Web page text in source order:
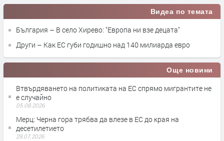
Видеа по темата
България – В село Хирево: "Европа ни взе децата"
Други – Как ЕС губи годишно над 140 милиарда евро
Още новини
Втвърдяването на политиката на ЕС спрямо мигрантите не
е случайно
05.08.2026
Мерц: Черна гора трябва да влезе в ЕС до края на
десетилетието
29.07.2026